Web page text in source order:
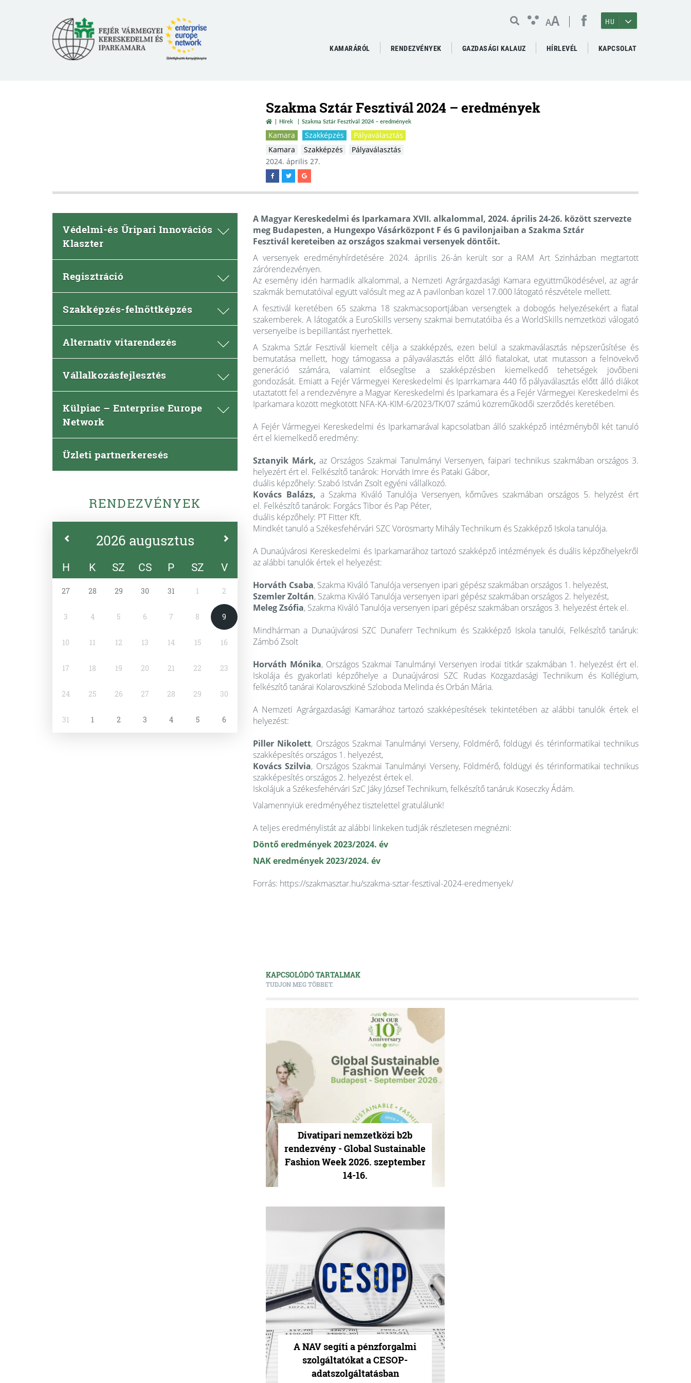
AA HU
KAMARÁRÓL RENDEZVÉNYEK GAZDASÁGI KALAUZ HÍRLEVÉL KAPCSOLAT
Szakma Sztár Fesztivál 2024 – eredmények
Hírek Szakma Sztár Fesztivál 2024 – eredmények
Kamara Szakképzés
Pályaválasztás
Kamara
Szakképzés
Pályaválasztás
2024. április 27.
Védelmi-és Űripari Innovációs
Klaszter
Regisztráció
Szakképzés-felnőttképzés
Alternatív vitarendezés
Vállalkozásfejlesztés
Külpiac – Enterprise Europe
Network
Üzleti partnerkeresés
RENDEZVÉNYEK
2026 augusztus
H K SZ CS P SZ V
27 28 29 30 31 1 2
3 4 5 6 7 8 9
10 11 12 13 14 15 16
17 18 19 20 21 22 23
24 25 26 27 28 29 30
31 1 2 3 4 5 6
A Magyar Kereskedelmi és Iparkamara XVII. alkalommal, 2024. április 24-26. közöttszervezte
meg Budapesten, a Hungexpo Vásárközpont F és G pavilonjaiban a Szakma Sztár
Fesztivál kereteiben az országos szakmai versenyek döntőit.
A versenyek eredményhírdetésére 2024. április 26-án került sor a RAM Art Szinházban megtartott
zárórendezvényen.
Az esemény idén harmadik alkalommal, a Nemzeti Agrárgazdasági Kamara együttműködésével, az agrár
szakmák bemutatóival együtt valósult meg az A pavilonban közel 17.000 látogató részvétele mellett.
A fesztivál keretében 65 szakma 18 szakmacsoportjában versengtek a dobogós helyezésekért a fiatal
szakemberek. A látogatók a EuroSkills verseny szakmai bemutatóiba és a WorldSkills nemzetközi válogató
versenyeibe is bepillantást nyerhettek.
A Szakma Sztár Fesztivál kiemelt célja a szakképzés, ezen belül a szakmaválasztás népszerűsítése és
bemutatása mellett, hogy támogassa a pályaválasztás előtt álló fiatalokat, utat mutasson a felnövekvő
generáció számára, valamint elősegítse a szakképzésben kiemelkedő tehetségek jövőbeni
gondozását. Emiatt a Fejér Vármegyei Kereskedelmi és Iparrkamara 440 fő pályaválasztás előtt álló diákot
utaztatott fel a rendezvényre a Magyar Kereskedelmi és Iparkamara és a Fejér Vármegyei Kereskedelmi és
Iparkamara között megkötött NFA-KA-KIM-6/2023/TK/07 számú közreműködői szerződés keretében.
A Fejér Vármegyei Kereskedelmi és Iparkamarával kapcsolatban álló szakképző intézményből két tanuló
ért el kiemelkedő eredmény:
Sztanyik Márk, az Országos Szakmai Tanulmányi Versenyen, faipari technikus szakmában országos 3.
helyezért ért el. Felkészítő tanárok: Horváth Imre és Pataki Gábor,
duális képzőhely: Szabó István Zsolt egyéni vállalkozó.
Kovács Balázs, a Szakma Kiváló Tanulója Versenyen, kőműves szakmában országos 5. helyzést ért
el. Felkészítő tanárok: Forgács Tibor és Pap Péter,
duális képzőhely: PT Fitter Kft.
Mindkét tanuló a Székesfehérvári SZC Vörösmarty Mihály Technikum és Szakképző Iskola tanulója.
A Dunaújvárosi Kereskedelmi és Iparkamarához tartozó szakképző intézmények és duális képzőhelyekről
az alábbi tanulók értek el helyezést:
Horváth Csaba, Szakma Kiváló Tanulója versenyen ipari gépész szakmában országos 1. helyezést,
Szemler Zoltán, Szakma Kiváló Tanulója versenyen ipari gépész szakmában országos 2. helyezést,
Meleg Zsófia, Szakma Kiváló Tanulója versenyen ipari gépész szakmában országos 3. helyezést értek el.
Mindhárman a Dunaújvárosi SZC Dunaferr Technikum és Szakképző Iskola tanulói, Felkészítő tanáruk:
Zámbó Zsolt
Horváth Mónika, Országos Szakmai Tanulmányi Versenyen irodai titkár szakmában 1. helyezést ért el.
Iskolája és gyakorlati képzőhelye a Dunaújvárosi SZC Rudas Közgazdasági Technikum és Kollégium,
felkészítő tanárai Kolarovszkiné Szloboda Melinda és Orbán Mária.
A Nemzeti Agrárgazdasági Kamarához tartozó szakképesítések tekintetében az alábbi tanulók értek el
helyezést:
Piller Nikolett, Országos Szakmai Tanulmányi Verseny, Földmérő, földügyi és térinformatikai technikus
szakképesítés országos 1. helyezést,
Kovács Szilvia, Országos Szakmai Tanulmányi Verseny, Földmérő, földügyi és térinformatikai technikus
szakképesítés országos 2. helyezést értek el.
Iskolájuk a Székesfehérvári SzC Jáky József Technikum, felkészítő tanáruk Koseczky Ádám.
Valamennyiük eredményéhez tisztelettel gratulálunk!
A teljes eredménylistát az alábbi linkeken tudják részletesen megnézni:
Döntő eredmények 2023/2024. év
NAK eredmények 2023/2024. év
Forrás: https://szakmasztar.hu/szakma-sztar-fesztival-2024-eredmenyek/
KAPCSOLÓDÓ TARTALMAK
TUDJON MEG TÖBBET.
Divatipari nemzetközi b2b
rendezvény - Global Sustainable
Fashion Week 2026. szeptember
14-16.
A NAV segíti a pénzforgalmi
szolgáltatókat a CESOP-
adatszolgáltatásban